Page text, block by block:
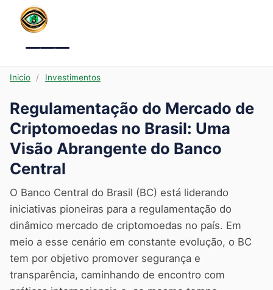
Menu
Inicio / Investimentos
Regulamentação do Mercado de
Criptomoedas no Brasil: Uma
Visão Abrangente do Banco
Central
O Banco Central do Brasil (BC) está liderando
iniciativas pioneiras para a regulamentação do
dinâmico mercado de criptomoedas no país. Em
meio a esse cenário em constante evolução, o BC
tem por objetivo promover segurança e
transparência, caminhando de encontro com